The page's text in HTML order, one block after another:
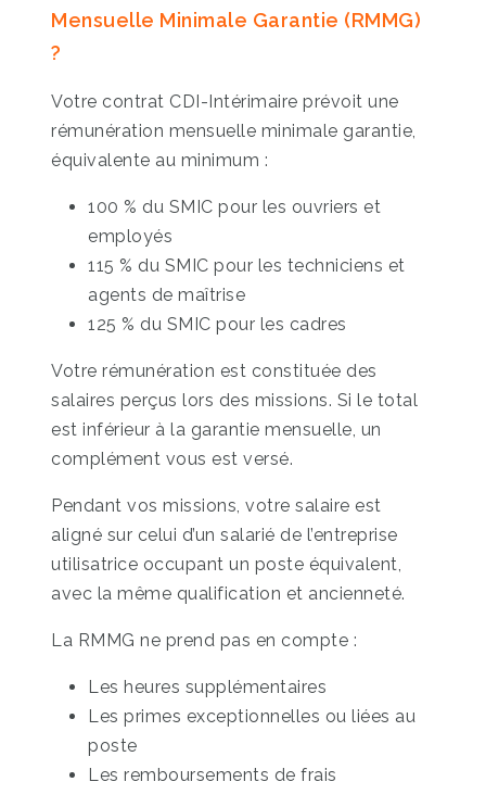
Mensuelle Minimale Garantie (RMMG)
?
Votre contrat CDI-Intérimaire prévoit une
rémunération mensuelle minimale garantie,
équivalente au minimum :
100 % du SMIC pour les ouvriers et
employés
115 % du SMIC pour les techniciens et
agents de maîtrise
125 % du SMIC pour les cadres
Votre rémunération est constituée des
salaires perçus lors des missions. Si le total
est inférieur à la garantie mensuelle, un
complément vous est versé.
Pendant vos missions, votre salaire est
aligné sur celui d’un salarié de l’entreprise
utilisatrice occupant un poste équivalent,
avec la même qualification et ancienneté.
La RMMG ne prend pas en compte :
Les heures supplémentaires
Les primes exceptionnelles ou liées au
poste
Les remboursements de frais